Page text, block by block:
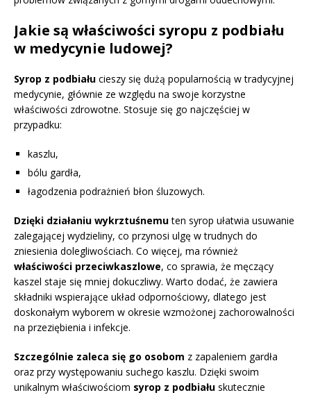
Jakie są właściwości syropu z podbiału
w medycynie ludowej?
Syrop z podbiału cieszy się dużą popularnością w tradycyjnej
medycynie, głównie ze względu na swoje korzystne
właściwości zdrowotne. Stosuje się go najczęściej w
przypadku:
kaszlu,
bólu gardła,
łagodzenia podrażnień błon śluzowych.
Dzięki działaniu wykrztuśnemuten syrop ułatwia usuwanie
zalegającej wydzieliny, co przynosi ulgę w trudnych do
zniesienia dolegliwościach. Co więcej, ma również
właściwości przeciwkaszlowe, co sprawia, że męczący
kaszel staje się mniej dokuczliwy. Warto dodać, że zawiera
składniki wspierające układ odpornościowy, dlatego jest
doskonałym wyborem w okresie wzmożonej zachorowalności
na przeziębienia i infekcje.
Szczególnie zaleca się go osobom z zapaleniem gardła
oraz przy występowaniu suchego kaszlu. Dzięki swoim
unikalnym właściwościom syrop z podbiału skutecznie